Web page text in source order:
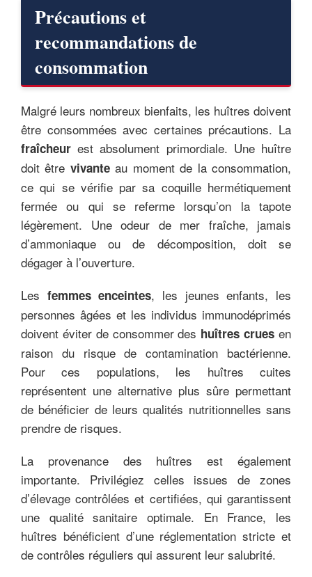
Précautions et
recommandations de
consommation
Malgré leurs nombreux bienfaits, les huîtres doivent
être consommées avec certaines précautions. La
fraîcheur est absolument primordiale. Une huître
doit être vivanteau moment de la consommation,
ce qui se vérifie par sa coquille hermétiquement
fermée ou qui se referme lorsqu’on la tapote
légèrement. Une odeur de mer fraîche, jamais
d’ammoniaque ou de décomposition, doit se
dégager à l’ouverture.
Les femmes enceintes, les jeunes enfants, les
personnes âgées et les individus immunodéprimés
doivent éviter de consommer des huîtres crues en
raison du risque de contamination bactérienne.
Pour ces populations, les huîtres cuites
représentent une alternative plus sûre permettant
de bénéficier de leurs qualités nutritionnelles sans
prendre de risques.
La provenance des huîtres est également
importante. Privilégiez celles issues de zones
d’élevage contrôlées et certifiées, qui garantissent
une qualité sanitaire optimale. En France, les
huîtres bénéficient d’une réglementation stricte et
de contrôles réguliers qui assurent leur salubrité.